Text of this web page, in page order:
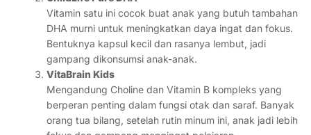
Vitamin satu ini cocok buat anak yang butuh tambahan
DHA murni untuk meningkatkan daya ingat dan fokus.
Bentuknya kapsul kecil dan rasanya lembut, jadi
gampang dikonsumsi anak-anak.
VitaBrain Kids
Mengandung Choline dan Vitamin B kompleks yang
berperan penting dalam fungsi otak dan saraf. Banyak
orang tua bilang, setelah rutin minum ini, anak jadi lebih